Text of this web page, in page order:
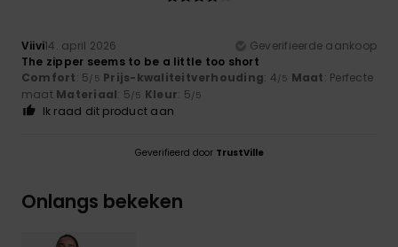
Viivi14. april 2026
Geverifieerde aankoop
The zipper seems to be a little too short
Comfort: 5/5 Prijs-kwaliteitverhouding: 4/5 Maat: Perfecte
maat Materiaal: 5/5 Kleur: 5/5
Ik raad dit product aan
Geverifieerd door TrustVille
Onlangs bekeken